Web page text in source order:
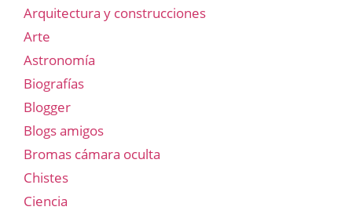
Arquitectura y construcciones
Arte
Astronomía
Biografías
Blogger
Blogs amigos
Bromas cámara oculta
Chistes
Ciencia